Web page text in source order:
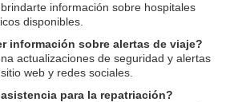
información sobre hospitales
disponibles.
información sobre alertas de viaje?
actualizaciones de seguridad y alertas
web y redes sociales.
para la repatriación?